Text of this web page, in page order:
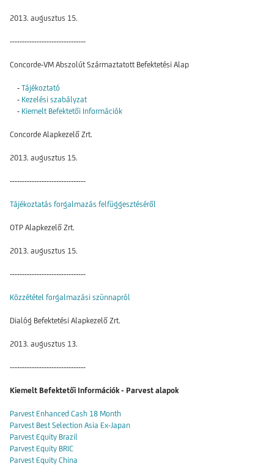
2013. augusztus 15.
-------------------------------
Concorde-VM Abszolút Származtatott Befektetési Alap
- Tájékoztató
- Kezelési szabályzat
- Kiemelt Befektetői Információk
Concorde Alapkezelő Zrt.
2013. augusztus 15.
-------------------------------
Tájékoztatás forgalmazás felfüggesztéséről
OTP Alapkezelő Zrt.
2013. augusztus 15.
-------------------------------
Közzététel forgalmazási szünnapról
Dialóg Befektetési Alapkezelő Zrt.
2013. augusztus 13.
-------------------------------
Kiemelt Befektetői Információk - Parvest alapok
Parvest Enhanced Cash 18 Month
Parvest Best Selection Asia Ex-Japan
Parvest Equity Brazil
Parvest Equity BRIC
Parvest Equity China